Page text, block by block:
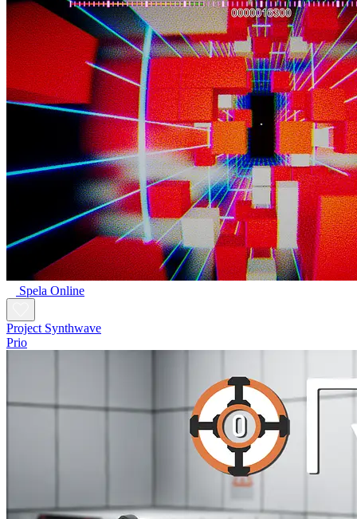
Spela Online
Project Synthwave
Prio